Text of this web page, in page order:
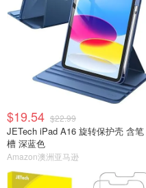
$19.54 $22.99
JETech iPad A16 旋转保护壳 含笔
槽 深蓝色
Amazon澳洲亚马逊